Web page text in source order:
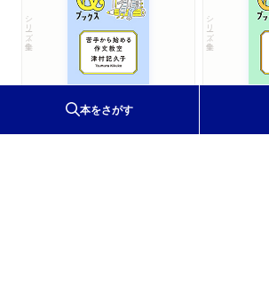
本をさがす
シリーズ・全集
─文章が書けたらいいことはある？
津村記久子著
シリーズ・全集